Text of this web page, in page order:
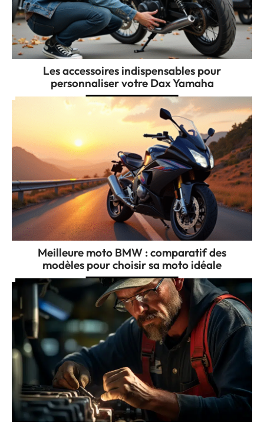
Les accessoires indispensables pour
personnaliser votre Dax Yamaha
Meilleure moto BMW : comparatif des
modèles pour choisir sa moto idéale